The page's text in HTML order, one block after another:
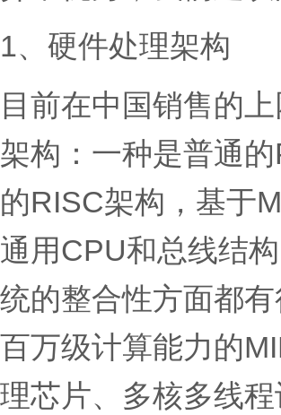
1、硬件处理架构
目前在中国销售的
架构：一种是普通
的RISC架构，基于
通用CPU和总线结
统的整合性方面都
百万级计算能力的
理芯片、多核多线